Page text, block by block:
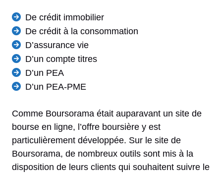
De crédit immobilier
De crédit à la consommation
D’assurance vie
D’un compte titres
D’un PEA
D’un PEA-PME
Comme Boursorama était auparavant un site de
bourse en ligne, l’offre boursière y est
particulièrement développée. Sur le site de
Boursorama, de nombreux outils sont mis à la
disposition de leurs clients qui souhaitent suivre le